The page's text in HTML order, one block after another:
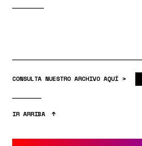
CONSULTA NUESTRO ARCHIVO AQUÍ >
IR ARRIBA